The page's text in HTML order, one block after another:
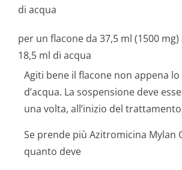
di acqua
per un flacone da 37,5 ml (1500 mg)
18,5 ml di acqua
Agiti bene il flacone non appena
d’acqua. La sospensione deve
una volta, all’inizio del
Se prende più Azitromicina Mylan
quanto deve